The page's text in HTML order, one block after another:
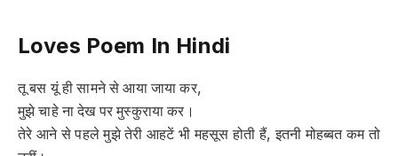
Loves Poem In Hindi
तू बस यूं ही सामने से आया जाया कर,
मुझे चाहे ना देख पर मुस्कुराया कर।
तेरे आने से पहले मुझे तेरी आहटें भी महसूस होती हैं, इतनी मोहब्बत कम तो